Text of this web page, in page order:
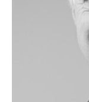
the Nordic
executive in
Consulting
a master’s
Norwegian
Technology